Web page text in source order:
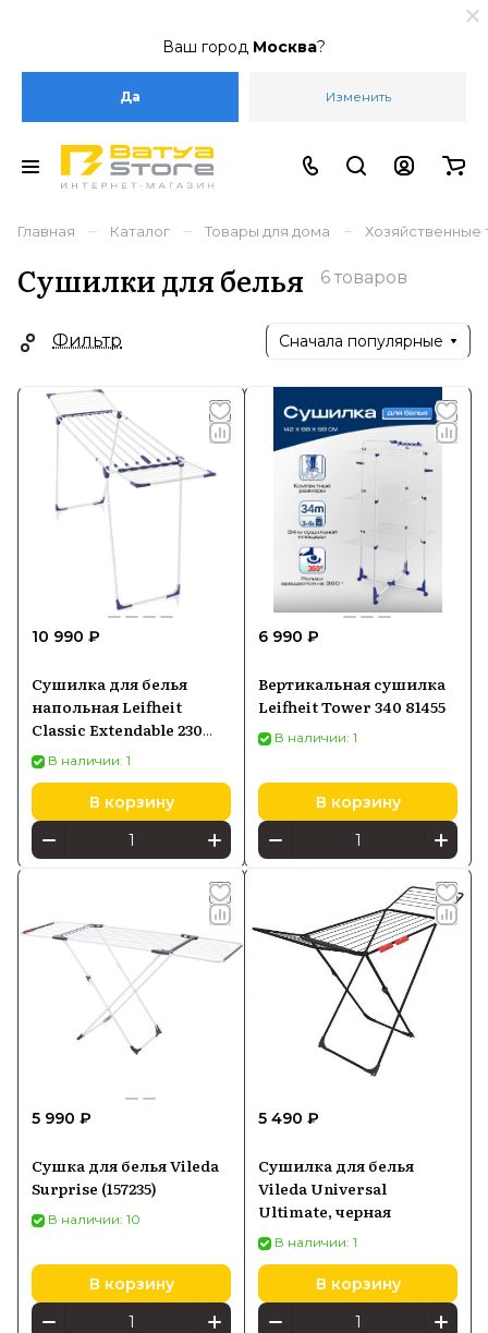
Ваш город Москва?
Да Изменить
Главная – Каталог – Товары для дома – Хозяйственные
Сушилки для белья 6 товаров
Фильтр Сначала популярные
10 990 ₽
Сушилка для белья
напольная Leifheit
Classic Extendable 230
Solid 81635
В наличии: 1
В корзину
6 990 ₽
Вертикальная сушилка
Leifheit Tower 340 81455
В наличии: 1
В корзину
5 990 ₽
Сушка для белья Vileda
Surprise (157235)
В наличии: 10
В корзину
5 490 ₽
Сушилка для белья
Vileda Universal
Ultimate, черная
В наличии: 1
В корзину